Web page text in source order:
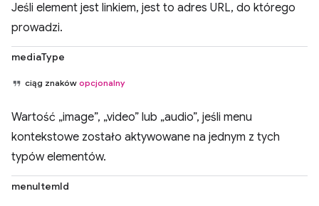
Jeśli element jest linkiem, jest to adres URL, do którego
prowadzi.
mediaType
ciąg znaków opcjonalny
Wartość „image”, „video” lub „audio”, jeśli menu
kontekstowe zostało aktywowane na jednym z tych
typów elementów.
menuItemId